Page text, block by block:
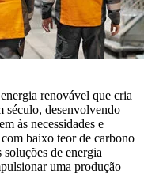
renovável que cria
século, desenvolvendo
às necessidades e
baixo teor de carbono
de energia
uma produção